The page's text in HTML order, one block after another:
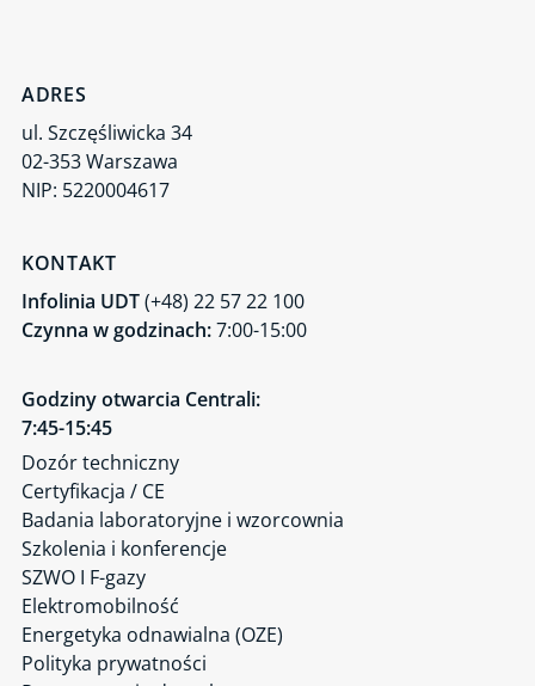
ADRES
ul. Szczęśliwicka 34
02-353 Warszawa
NIP: 5220004617
KONTAKT
Infolinia UDT(+48) 22 57 22 100
Czynna w godzinach:7:00-15:00
Godziny otwarcia Centrali:
7:45-15:45
Dozór techniczny
Certyfikacja / CE
Badania laboratoryjne i wzorcownia
Szkolenia i konferencje
SZWO I F-gazy
Elektromobilność
Energetyka odnawialna (OZE)
Polityka prywatności